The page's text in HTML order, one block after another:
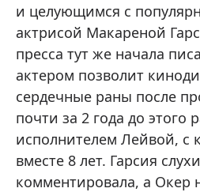
и целующимся с
актрисой Макареной
пресса тут же начала
актером позволит
сердечные раны после
почти за 2 года до этого
исполнителем Лейвой, с
вместе 8 лет. Гарсия
комментировала, а Окер